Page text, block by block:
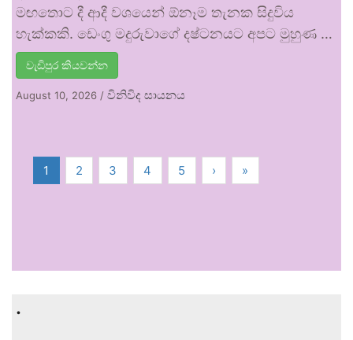
මඟතොට දී ආදී වශයෙන් ඕනෑම තැනක සිදුවිය
හැක්කකි. ඩෙංගු මදුරුවාගේ දෂ්ටනයට අපට මුහුණ …
වැඩිපුර කියවන්න
August 10, 2026 / විනිවිද සායනය
1 2 3 4 5 › »
.